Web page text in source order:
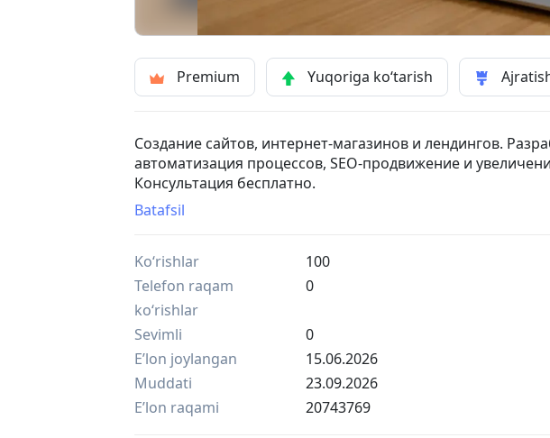
Premium Yuqoriga ko‘tarish
Создание сайтов, интернет-магазинов и лендингов.
автоматизация процессов, SEO-продвижение и
Консультация бесплатно.
Batafsil
Ko‘rishlar
100
Telefon raqam
ko‘rishlar
0
Sevimli
0
Eʼlon joylangan
15.06.2026
Muddati
23.09.2026
Eʼlon raqami
20743769